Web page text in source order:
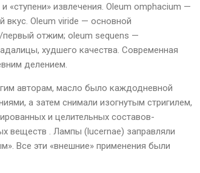
«ступени» извлечения. Oleum omphacium —
вкус. Oleum viride — основной
отжим; oleum sequens —
худшего качества. Современная
делением.
авторам, масло было каждодневной
а затем снимали изогнутым стригилем,
и целительных составов-
веществ . Лампы (lucernae) заправляли
Все эти «внешние» применения были